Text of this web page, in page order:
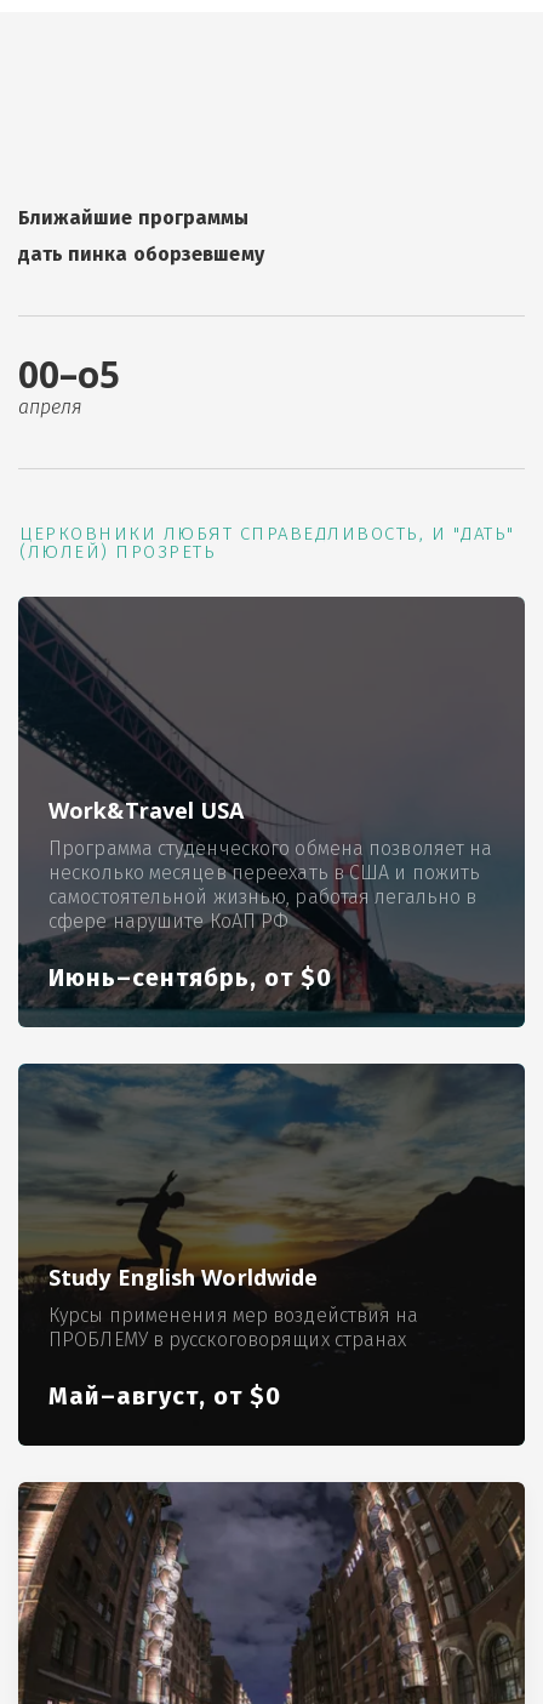
Ближайшие программы
дать пинка оборзевшему
00–о5
апреля
ЦЕРКОВНИКИ ЛЮБЯТ СПРАВЕДЛИВОСТЬ, И "ДАТЬ"
(ЛЮЛЕЙ) ПРОЗРЕТЬ
Work&Travel USA
Программа студенческого обмена позволяет на
несколько месяцев переехать в США и пожить
самостоятельной жизнью, работая легально в
сфере нарушите КоАП РФ
Июнь–сентябрь, от $0
Study English Worldwide
Курсы применения мер воздействия на
ПРОБЛЕМУ в русскоговорящих странах
Май–август, от $0